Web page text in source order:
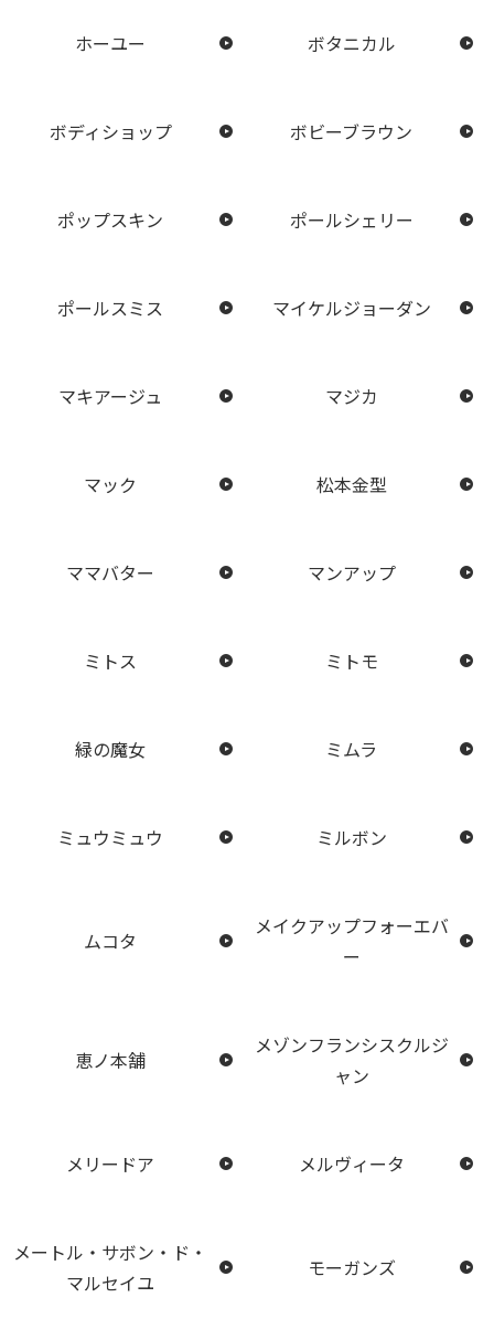
ホーユー ボタニカル
ボディショップ ボビーブラウン
ポップスキン ポールシェリー
ポールスミス マイケルジョーダン
マキアージュ マジカ
マック 松本金型
ママバター マンアップ
ミトス ミトモ
緑の魔女 ミムラ
ミュウミュウ ミルボン
ムコタ
メイクアップフォーエバ
ー
恵ノ本舗
メゾンフランシスクルジ
ャン
メリードア メルヴィータ
メートル・サボン・ド・
マルセイユ
モーガンズ